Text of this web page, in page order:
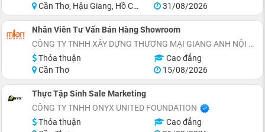
Cần Thơ, Hậu Giang, Hồ Chí Minh
31/08/2026
Nhân Viên Tư Vấn Bán Hàng Showroom
CÔNG TY TNHH XÂY DỰNG THƯƠNG MẠI GIANG ANH NỘI THẤT ĐẸP
Thỏa thuận
Cao đẳng
Cần Thơ
15/08/2026
Thực Tập Sinh Sale Marketing
CÔNG TY TNHH ONYX UNITED FOUNDATION
Thỏa thuận
Cao đẳng